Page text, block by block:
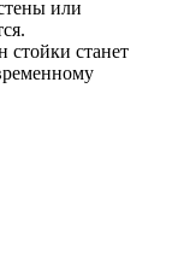
или
станет